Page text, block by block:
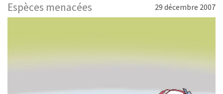
Espèces menacées 29 décembre 2007